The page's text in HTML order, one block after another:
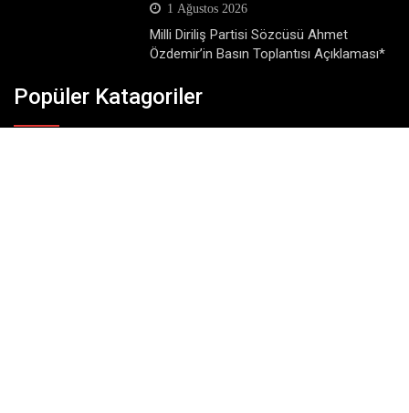
1 Ağustos 2026
Milli Diriliş Partisi Sözcüsü Ahmet
Özdemir’in Basın Toplantısı Açıklaması*
Popüler Katagoriler